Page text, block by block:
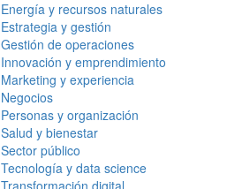
Energía y recursos naturales
Estrategia y gestión
Gestión de operaciones
Innovación y emprendimiento
Marketing y experiencia
Negocios
Personas y organización
Salud y bienestar
Sector público
Tecnología y data science